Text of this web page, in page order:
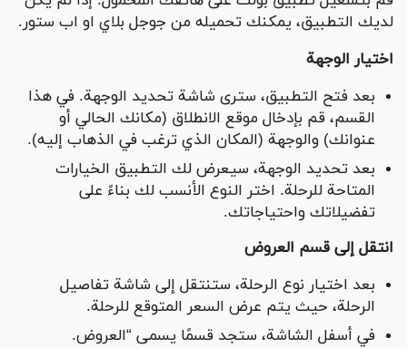
لديك التطبيق، يمكنك تحميله من جوجل بلاي او اب ستور.
اختيار الوجهة
بعد فتح التطبيق، سترى شاشة تحديد الوجهة. في هذا
القسم، قم بإدخال موقع الانطلاق (مكانك الحالي أو
عنوانك) والوجهة (المكان الذي ترغب في الذهاب إليه).
بعد تحديد الوجهة، سيعرض لك التطبيق الخيارات
المتاحة للرحلة. اختر النوع الأنسب لك بناءً على
تفضيلاتك واحتياجاتك.
انتقل إلى قسم العروض
بعد اختيار نوع الرحلة، ستنتقل إلى شاشة تفاصيل
الرحلة، حيث يتم عرض السعر المتوقع للرحلة.
في أسفل الشاشة، ستجد قسمًا يسمى “العروض.